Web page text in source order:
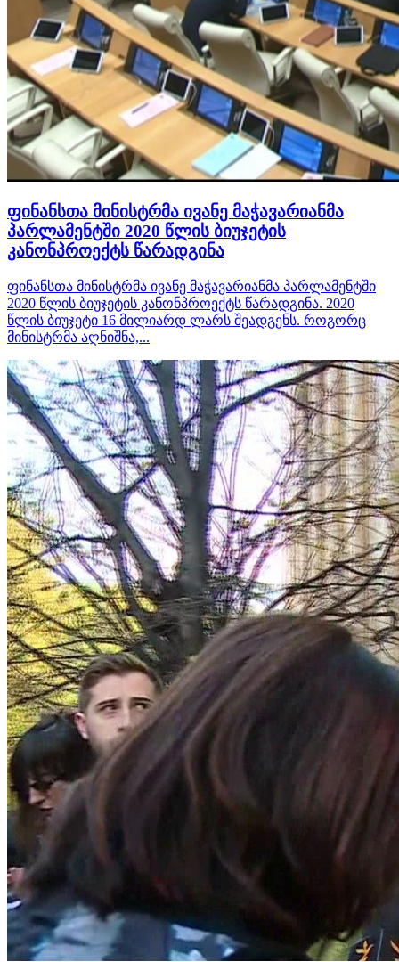
ფინანსთა მინისტრმა ივანე მაჭავარიანმა
პარლამენტში 2020 წლის ბიუჯეტის
კანონპროექტს წარადგინა
ფინანსთა მინისტრმა ივანე მაჭავარიანმა პარლამენტში
2020 წლის ბიუჯეტის კანონპროექტს წარადგინა. 2020
წლის ბიუჯეტი 16 მილიარდ ლარს შეადგენს. როგორც
მინისტრმა აღნიშნა,...